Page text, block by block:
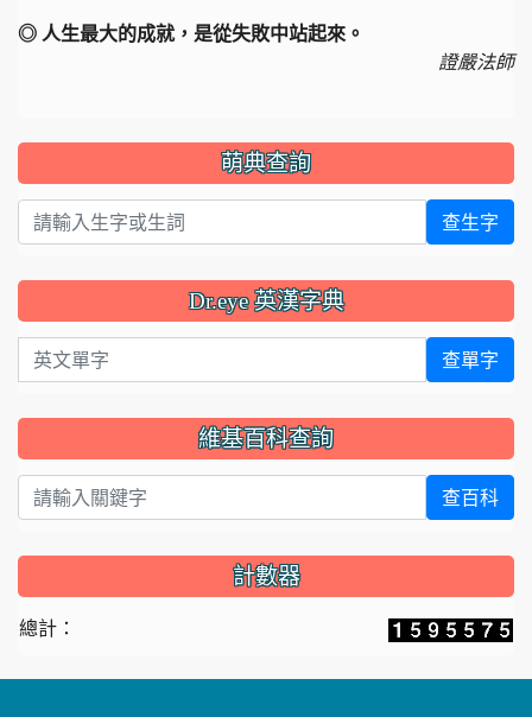
◎ 人生最大的成就，是從失敗中站起來。
證嚴法師
萌典查詢
查生字
Dr.eye 英漢字典
英文單字 查單字
維基百科查詢
查百科
計數器
總計：